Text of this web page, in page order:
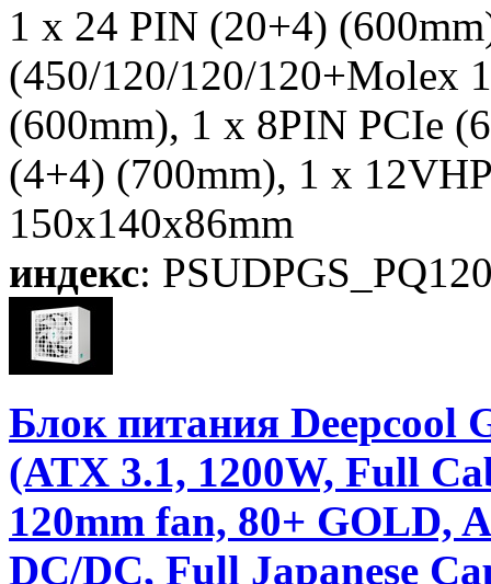
1 x 24 PIN (20+4)
(450/120/120/120+Molex
(600mm), 1 x 8PIN PCIe
(4+4) (700mm), 1 x
150x140x86mm
индекс:
Блок питания Deepcool
(ATX 3.1, 1200W, Full
120mm fan, 80+ GOLD,
DC/DC, Full Japanese